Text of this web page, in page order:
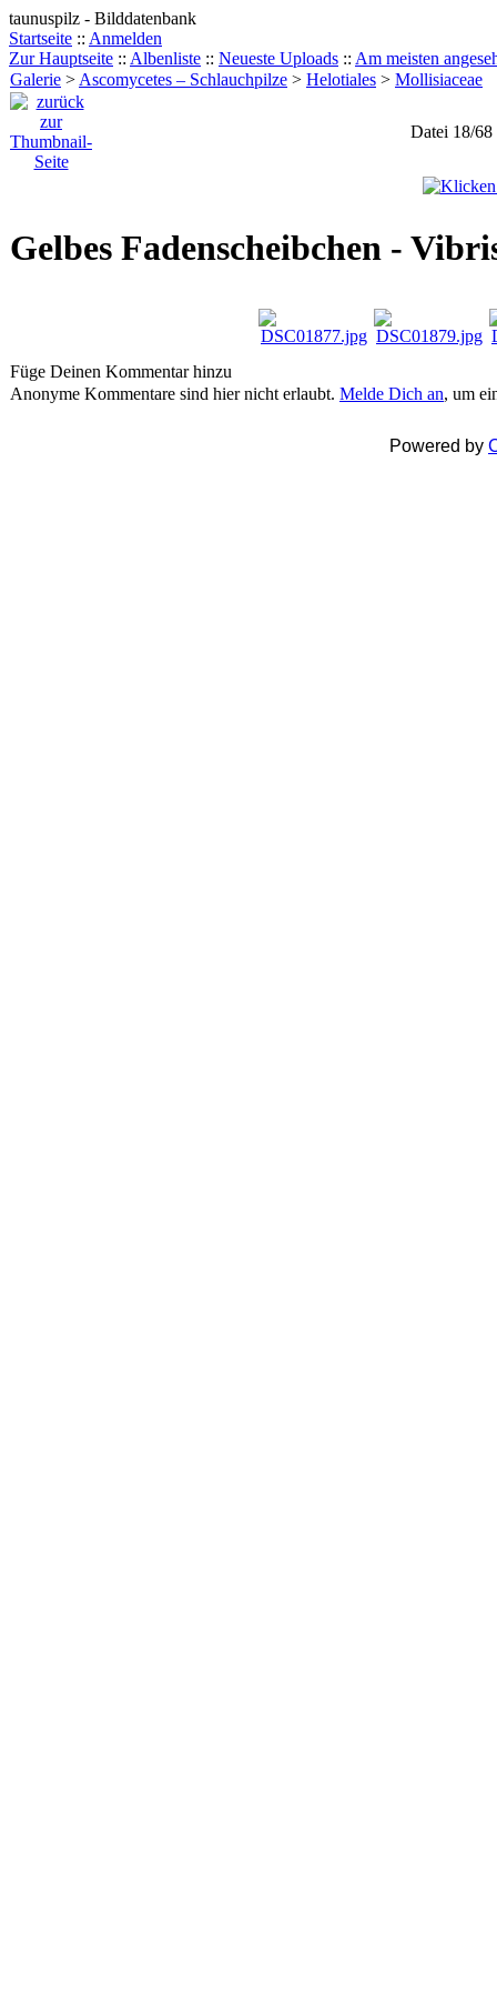
taunuspilz - Bilddatenbank
Startseite :: Anmelden
Zur Hauptseite :: Albenliste :: Neueste Uploads :: Am meisten
Galerie > Ascomycetes – Schlauchpilze > Helotiales > Mollisiaceae
Datei 18/68
Gelbes Fadenscheibchen -
Füge Deinen Kommentar hinzu
Anonyme Kommentare sind hier nicht erlaubt. Melde Dich an, um
Powered by